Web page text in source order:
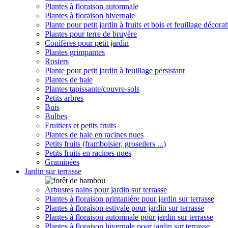
Plantes à floraison automnale
Plantes à floraison hivernale
Plante pour petit jardin à fruits et bois et feuillage
Plantes pour terre de bruyère
Conifères pour petit jardin
Plantes grimpantes
Rosiers
Plante pour petit jardin à feuillage persistant
Plantes de haie
Plantes tapissante/couvre-sols
Petits arbres
Buis
Bulbes
Fruitiers et petits fruits
Plantes de haie en racines nues
Petits fruits (framboisier, groseilers ...)
Petits fruits en racines nues
Graminées
Jardin sur terrasse
Arbustes nains pour jardin sur terrasse
Plantes à floraison printanière pour jardin sur terrasse
Plantes à floraison estivale pour jardin sur terrasse
Plantes à floraison automnale pour jardin sur terrasse
Plantes à floraison hivernale pour jardin sur terrasse